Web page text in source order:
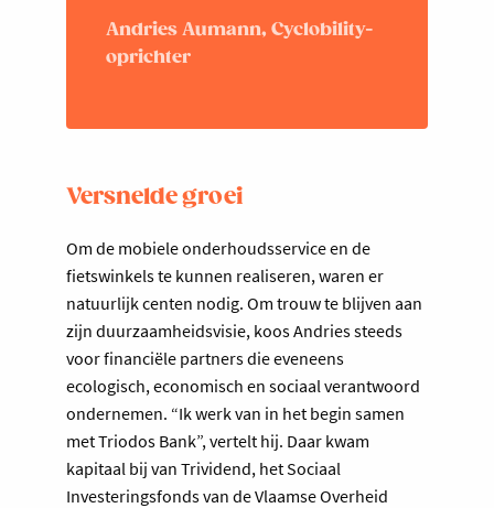
Andries Aumann, Cyclobility-
oprichter
Versnelde groei
Om de mobiele onderhoudsservice en de
fietswinkels te kunnen realiseren, waren er
natuurlijk centen nodig. Om trouw te blijven aan
zijn duurzaamheidsvisie, koos Andries steeds
voor financiële partners die eveneens
ecologisch, economisch en sociaal verantwoord
ondernemen. “Ik werk van in het begin samen
met Triodos Bank”, vertelt hij. Daar kwam
kapitaal bij van Trividend, het Sociaal
Investeringsfonds van de Vlaamse Overheid